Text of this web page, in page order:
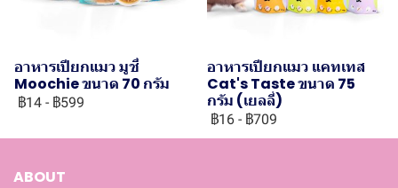
อาหารเปียกแมว มูชี่
Moochie ขนาด 70 กรัม
฿14 - ฿599
อาหารเปียกแมว แคทเทส
Cat's Taste ขนาด 75
กรัม (เยลลี่)
฿16 - ฿709
ABOUT